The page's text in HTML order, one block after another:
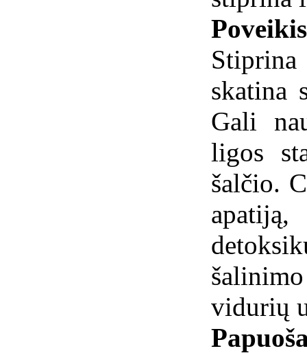
skatina
Gali
ligos
šalčio.
vidurių